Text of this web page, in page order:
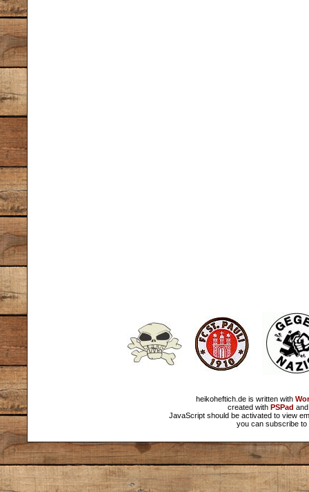
heikoheftich.de is written with
created with PSPad
JavaScript should be activated to view
you can subscribe